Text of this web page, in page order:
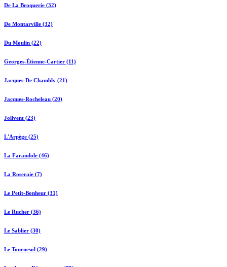
De La Broquerie (32)
De Montarville (32)
Du Moulin (22)
Georges-Étienne-Cartier (11)
Jacques-De Chambly (21)
Jacques-Rocheleau (20)
Jolivent (23)
L'Arpège (25)
La Farandole (46)
La Roseraie (7)
Le Petit-Bonheur (31)
Le Rucher (36)
Le Sablier (30)
Le Tournesol (29)